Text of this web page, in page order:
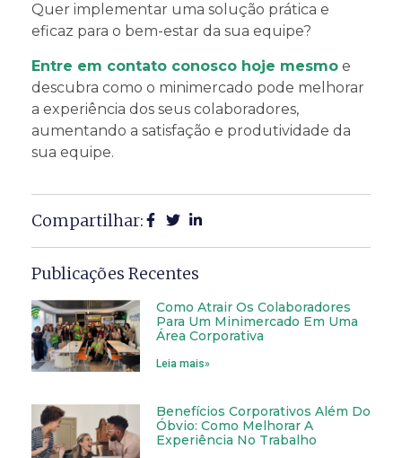
Quer implementar uma solução prática e
eficaz para o bem-estar da sua equipe?
Entre em contato conosco hoje mesmo e
descubra como o minimercado pode melhorar
a experiência dos seus colaboradores,
aumentando a satisfação e produtividade da
sua equipe.
Compartilhar:
Publicações Recentes
Como Atrair Os Colaboradores
Para Um Minimercado Em Uma
Área Corporativa
Leia mais»
Benefícios Corporativos Além Do
Óbvio: Como Melhorar A
Experiência No Trabalho